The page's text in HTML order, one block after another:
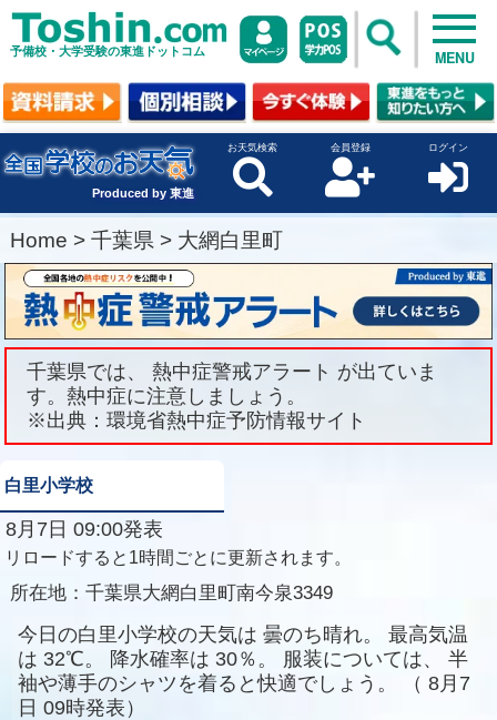
予備校・大学受験の東進ドットコム MENU
Produced by 東進
お天気検索 会員登録 ログイン
Home > 千葉県 > 大網白里町
千葉県では、 熱中症警戒アラート が出ていま
す。熱中症に注意しましょう。
※出典：環境省熱中症予防情報サイト
白里小学校
8月7日 09:00発表
リロードすると1時間ごとに更新されます。
所在地： 千葉県大網白里町南今泉3349
今日の白里小学校の天気は 曇のち晴れ。
最高気温
は 32℃。 降水確率は 30％。 服装については、
半
袖や薄手のシャツを着ると快適でしょう。
（ 8月7
日 09時発表）